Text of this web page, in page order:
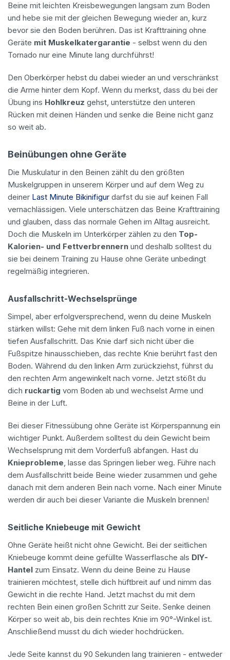
Beine mit leichten Kreisbewegungen langsam zum Boden
und hebe sie mit der gleichen Bewegung wieder an, kurz
bevor sie den Boden berühren. Das ist Krafttraining ohne
Geräte mit Muskelkatergarantie - selbst wenn du den
Tornado nur eine Minute lang durchführst!
Den Oberkörper hebst du dabei wieder an und verschränkst
die Arme hinter dem Kopf. Wenn du merkst, dass du bei der
Übung ins Hohlkreuz gehst, unterstütze den unteren
Rücken mit deinen Händen und senke die Beine nicht ganz
so weit ab.
Beinübungen ohne Geräte
Die Muskulatur in den Beinen zählt du den größten
Muskelgruppen in unserem Körper und auf dem Weg zu
deiner Last Minute Bikinifigur darfst du sie auf keinen Fall
vernachlässigen. Viele unterschätzen das Beine Krafttraining
und glauben, dass das normale Gehen im Alltag ausreicht.
Doch die Muskeln im Unterkörper zählen zu den Top-
Kalorien- und Fettverbrennern und deshalb solltest du
sie bei deinem Training zu Hause ohne Geräte unbedingt
regelmäßig integrieren.
Ausfallschritt-Wechselsprünge
Simpel, aber erfolgversprechend, wenn du deine Muskeln
stärken willst: Gehe mit dem linken Fuß nach vorne in einen
tiefen Ausfallschritt. Das Knie darf sich nicht über die
Fußspitze hinausschieben, das rechte Knie berührt fast den
Boden. Während du den linken Arm zurückziehst, führst du
den rechten Arm angewinkelt nach vorne. Jetzt stößt du
dich ruckartig vom Boden ab und wechselst Arme und
Beine in der Luft.
Bei dieser Fitnessübung ohne Geräte ist Körperspannung ein
wichtiger Punkt. Außerdem solltest du dein Gewicht beim
Wechselsprung mit dem Vorderfuß abfangen. Hast du
Knieprobleme, lasse das Springen lieber weg. Führe nach
dem Ausfallschritt beide Beine wieder zusammen und gehe
danach mit dem anderen Bein nach vorne. Nach einer Minute
werden dir auch bei dieser Variante die Muskeln brennen!
Seitliche Kniebeuge mit Gewicht
Ohne Geräte heißt nicht ohne Gewicht. Bei der seitlichen
Kniebeuge kommt deine gefüllte Wasserflasche als DIY-
Hantel zum Einsatz. Wenn du deine Beine zu Hause
trainieren möchtest, stelle dich hüftbreit auf und nimm das
Gewicht in die rechte Hand. Jetzt machst du mit dem
rechten Bein einen großen Schritt zur Seite. Senke deinen
Körper so weit ab, bis dein rechtes Knie im 90°-Winkel ist.
Anschließend musst du dich wieder hochdrücken.
Jede Seite kannst du 90 Sekunden lang trainieren - entweder